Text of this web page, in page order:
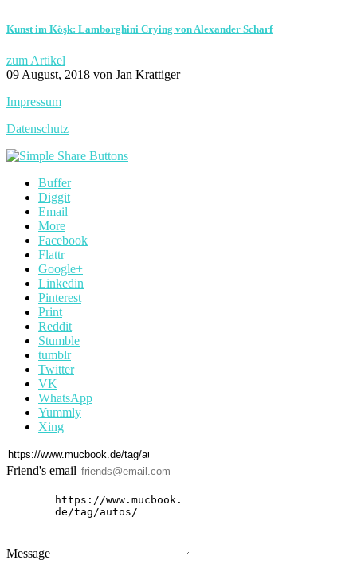
Kunst im Köşk: Lamborghini Crying von Alexander Scharf
zum Artikel
09 August, 2018 von Jan Krattiger
Impressum
Datenschutz
Buffer
Diggit
Email
More
Facebook
Flattr
Google+
Linkedin
Pinterest
Print
Reddit
Stumble
tumblr
Twitter
VK
WhatsApp
Yummly
Xing
Friend's email
Message